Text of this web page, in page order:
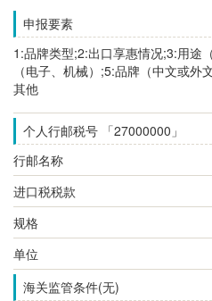
申报要素
1:品牌类型;2:出口享惠情况;3:用途
（电子、机械）;5:品牌（中文或
其他
个人行邮税号 「27000000」
行邮名称
进口税税款
规格
单位
海关监管条件(无)